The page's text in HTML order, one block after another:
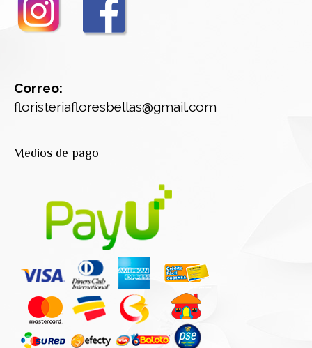
Correo:
floristeriafloresbellas@gmail.com
Medios de pago